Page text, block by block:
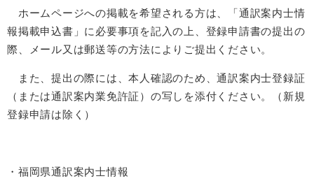
ホームページへの掲載を希望される方は、「通訳案内士情
報掲載申込書」に必要事項を記入の上、登録申請書の提出の
際、メール又は郵送等の方法によりご提出ください。
また、提出の際には、本人確認のため、通訳案内士登録証
（または通訳案内業免許証）の写しを添付ください。（新規
登録申請は除く）
・福岡県通訳案内士情報